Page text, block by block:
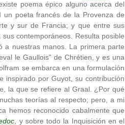
poema épico alguno acerca del
poeta francés de la Provenza de
y sur de Francia; y que entre sus
contemporáneos. Resulta posible
a nuestras manos. La primera parte
le Gaullois" de Chrétien, y es una
se embarca en una formulación
inspirado por Guyot, su contribución
la que se refiere al Graal. ¿Por qué
teorías al respecto; pero, a mi
hemos reconocido cabalmente que
, y sobre todo la Inquisición en el